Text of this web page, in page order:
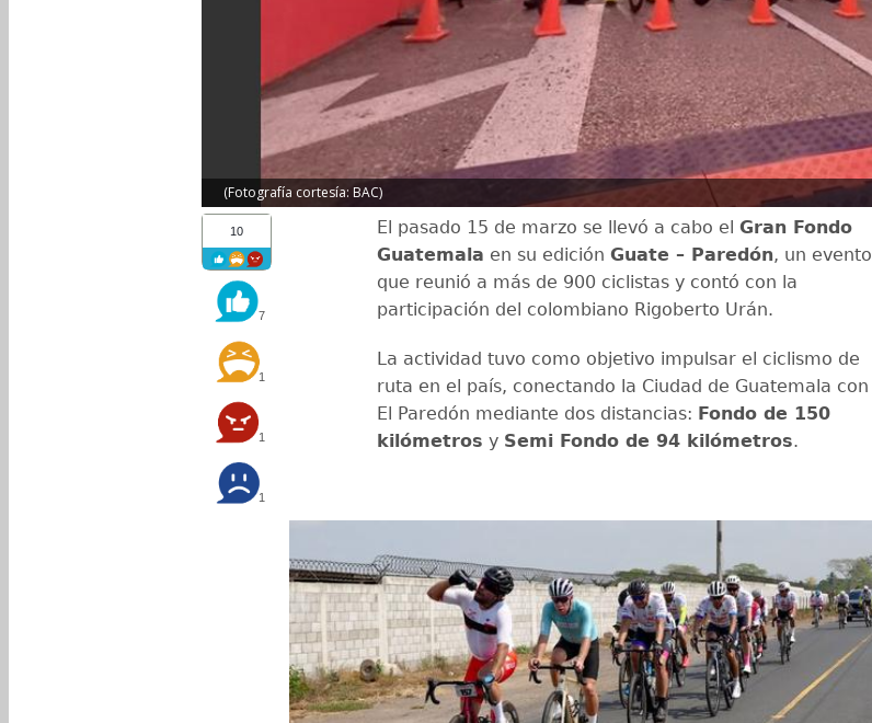
(Fotografía cortesía: BAC)
10
7
1
1
1
El pasado 15 de marzo se llevó a cabo el Gran Fondo
Guatemala en su edición Guate – Paredón, un evento
que reunió a más de 900 ciclistas y contó con la
participación del colombiano Rigoberto Urán.
La actividad tuvo como objetivo impulsar el ciclismo de
ruta en el país, conectando la Ciudad de Guatemala con
El Paredón mediante dos distancias: Fondo de 150
kilómetros y Semi Fondo de 94 kilómetros.